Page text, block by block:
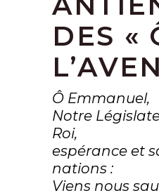
DES «
Ô Emmanuel,
Notre
Roi,
espérance et
nations :
Viens nous